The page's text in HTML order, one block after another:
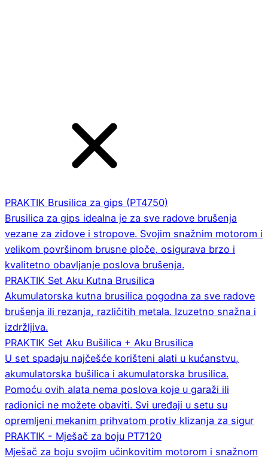
PRAKTIK Brusilica za gips (PT4750)
Brusilica za gips idealna je za sve radove brušenja
vezane za zidove i stropove. Svojim snažnim motorom i
velikom površinom brusne ploče, osigurava brzo i
kvalitetno obavljanje poslova brušenja.
PRAKTIK Set Aku Kutna Brusilica
Akumulatorska kutna brusilica pogodna za sve radove
brušenja ili rezanja, različitih metala. Izuzetno snažna i
izdržljiva.
PRAKTIK Set Aku Bušilica + Aku Brusilica
U set spadaju najčešće korišteni alati u kućanstvu,
akumulatorska bušilica i akumulatorska brusilica.
Pomoću ovih alata nema poslova koje u garaži ili
radionici ne možete obaviti. Svi uređaji u setu su
opremljeni mekanim prihvatom protiv klizanja za sigur
PRAKTIK - Mješač za boju PT7120
Mješač za boju svojim učinkovitim motorom i snažnom